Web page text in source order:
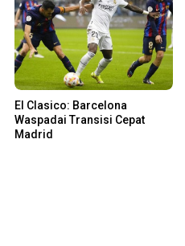
El Clasico: Barcelona
Waspadai Transisi Cepat
Madrid